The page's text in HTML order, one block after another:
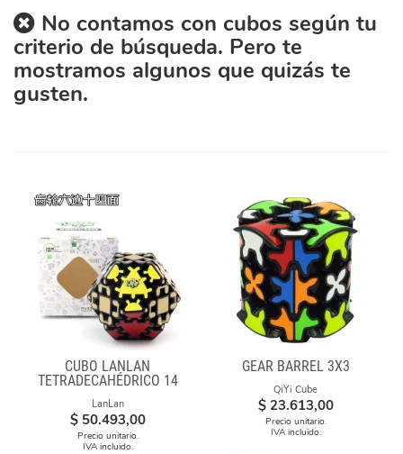
No contamos con cubos según tu
criterio de búsqueda. Pero te
mostramos algunos que quizás te
gusten.
CUBO LANLAN
TETRADECAHÉDRICO 14
FACES GEAR CUBE
BLACK
LanLan
$ 50.493,00
Precio unitario.
IVA incluido.
GEAR BARREL 3X3
QiYi Cube
$ 23.613,00
Precio unitario.
IVA incluido.